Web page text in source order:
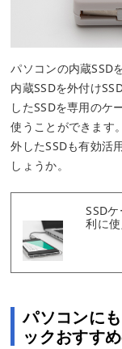
パソコンの内蔵SSD
内蔵SSDを外付け
したSSDを専用のケ
使うことができます
外したSSDも有効活
しょうか。
SSD
利に
パソコンに
ックおすす